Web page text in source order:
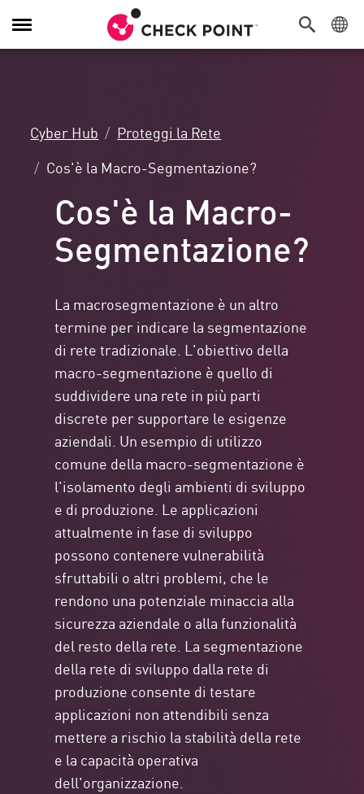
Attiva/Disattiva
navigazione
Cyber Hub
Proteggi la Rete
Cos'è la Macro-Segmentazione?
Cos'è la Macro-
Segmentazione?
La macrosegmentazione è un altro
termine per indicare la segmentazione
di rete tradizionale. L'obiettivo della
macro-segmentazione è quello di
suddividere una rete in più parti
discrete per supportare le esigenze
aziendali. Un esempio di utilizzo
comune della macro-segmentazione è
l'isolamento degli ambienti di sviluppo
e di produzione. Le applicazioni
attualmente in fase di sviluppo
possono contenere vulnerabilità
sfruttabili o altri problemi, che le
rendono una potenziale minaccia alla
sicurezza aziendale o alla funzionalità
del resto della rete. La segmentazione
della rete di sviluppo dalla rete di
produzione consente di testare
applicazioni non attendibili senza
mettere a rischio la stabilità della rete
e la capacità operativa
dell'organizzazione.